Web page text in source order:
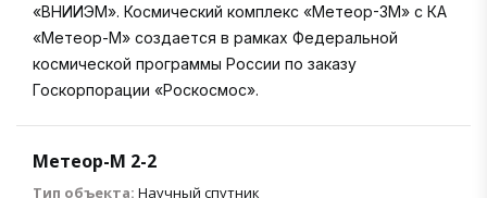
«ВНИИЭМ». Космический комплекс «Метеор-3М» с КА
«Метеор-М» создается в рамках Федеральной
космической программы России по заказу
Госкорпорации «Роскосмос».
Метеор-М 2-2
Тип объекта: Научный спутник